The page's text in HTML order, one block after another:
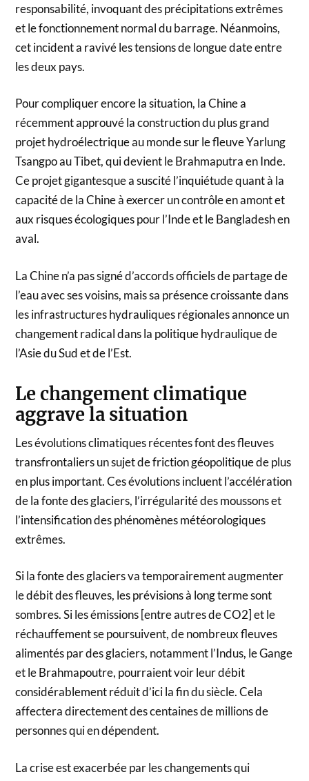
responsabilité, invoquant des précipitations extrêmes
et le fonctionnement normal du barrage. Néanmoins,
cet incident a ravivé les tensions de longue date entre
les deux pays.
Pour compliquer encore la situation, la Chine a
récemment approuvé la construction du plus grand
projet hydroélectrique au monde sur le fleuve Yarlung
Tsangpo au Tibet, qui devient le Brahmaputra en Inde.
Ce projet gigantesque a suscité l’inquiétude quant à la
capacité de la Chine à exercer un contrôle en amont et
aux risques écologiques pour l’Inde et le Bangladesh en
aval.
La Chine n’a pas signé d’accords officiels de partage de
l’eau avec ses voisins, mais sa présence croissante dans
les infrastructures hydrauliques régionales annonce un
changement radical dans la politique hydraulique de
l’Asie du Sud et de l’Est.
Le changement climatique
aggrave la situation
Les évolutions climatiques récentes font des fleuves
transfrontaliers un sujet de friction géopolitique de plus
en plus important. Ces évolutions incluent l’accélération
de la fonte des glaciers, l’irrégularité des moussons et
l’intensification des phénomènes météorologiques
extrêmes.
Si la fonte des glaciers va temporairement augmenter
le débit des fleuves, les prévisions à long terme sont
sombres. Si les émissions [entre autres de CO2] et le
réchauffement se poursuivent, de nombreux fleuves
alimentés par des glaciers, notamment l’Indus, le Gange
et le Brahmapoutre, pourraient voir leur débit
considérablement réduit d’ici la fin du siècle. Cela
affectera directement des centaines de millions de
personnes qui en dépendent.
La crise est exacerbée par les changements qui